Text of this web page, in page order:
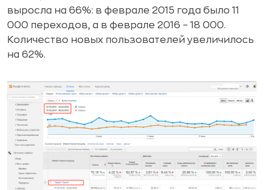
выросла на 66%: в феврале 2015 года было 11
000 переходов, а в феврале 2016 – 18 000.
Количество новых пользователей увеличилось
на 62%.